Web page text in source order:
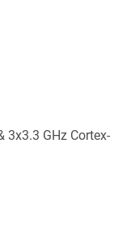
3x3.3 GHz Cortex-